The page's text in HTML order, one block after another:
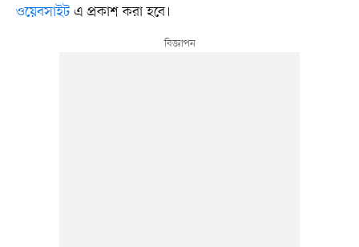
ওয়েবসাইটএ প্রকাশ করা হবে।